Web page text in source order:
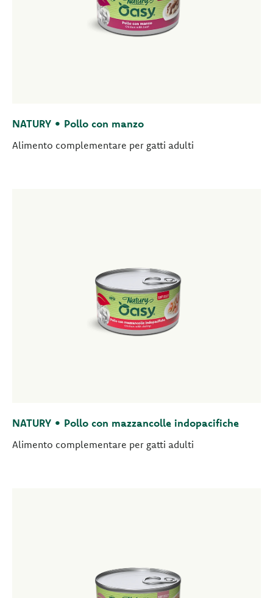
NATURY • Pollo con manzo
Alimento complementare per gatti adulti
NATURY • Pollo con mazzancolle indopacifiche
Alimento complementare per gatti adulti